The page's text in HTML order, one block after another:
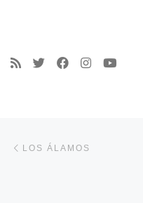
LOS ÁLAMOS